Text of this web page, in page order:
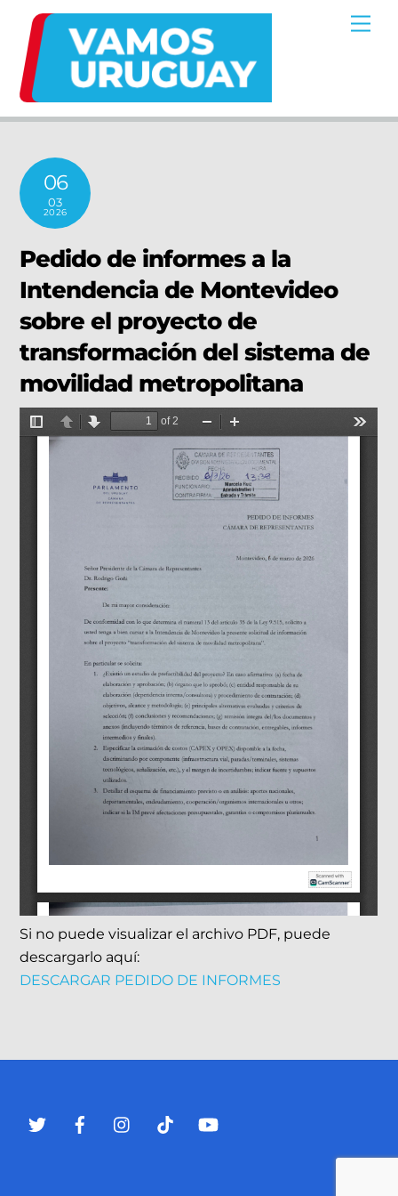
content
06
03
2026
Pedido de informes a la
Intendencia de Montevideo
sobre el proyecto de
transformación del sistema de
movilidad metropolitana
Si no puede visualizar el archivo PDF, puede
descargarlo aquí:
DESCARGAR PEDIDO DE INFORMES